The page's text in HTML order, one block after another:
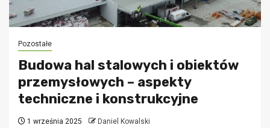
Pozostałe
Budowa hal stalowych i obiektów
przemysłowych – aspekty
techniczne i konstrukcyjne
1 września 2025 Daniel Kowalski